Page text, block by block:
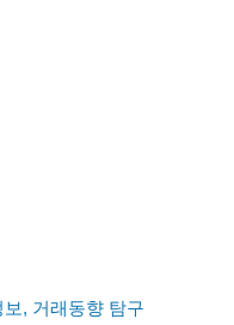
, 거래동향 탐구